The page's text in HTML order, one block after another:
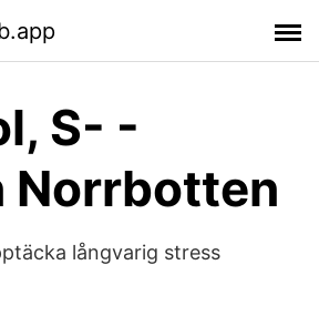
S- -
Norrbotten
långvarig stress